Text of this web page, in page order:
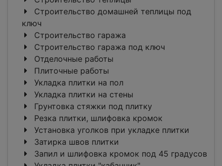
Строительство домашней теплицы под
ключ
Строительство гаража
Строительство гаража под ключ
Отделочные работы
Плиточные работы
Укладка плитки на пол
Укладка плитки на стены
Грунтовка стяжки под плитку
Резка плитки, шлифовка кромок
Установка уголков при укладке плитки
Затирка швов плитки
Запил и шлифовка кромок под 45 градусов